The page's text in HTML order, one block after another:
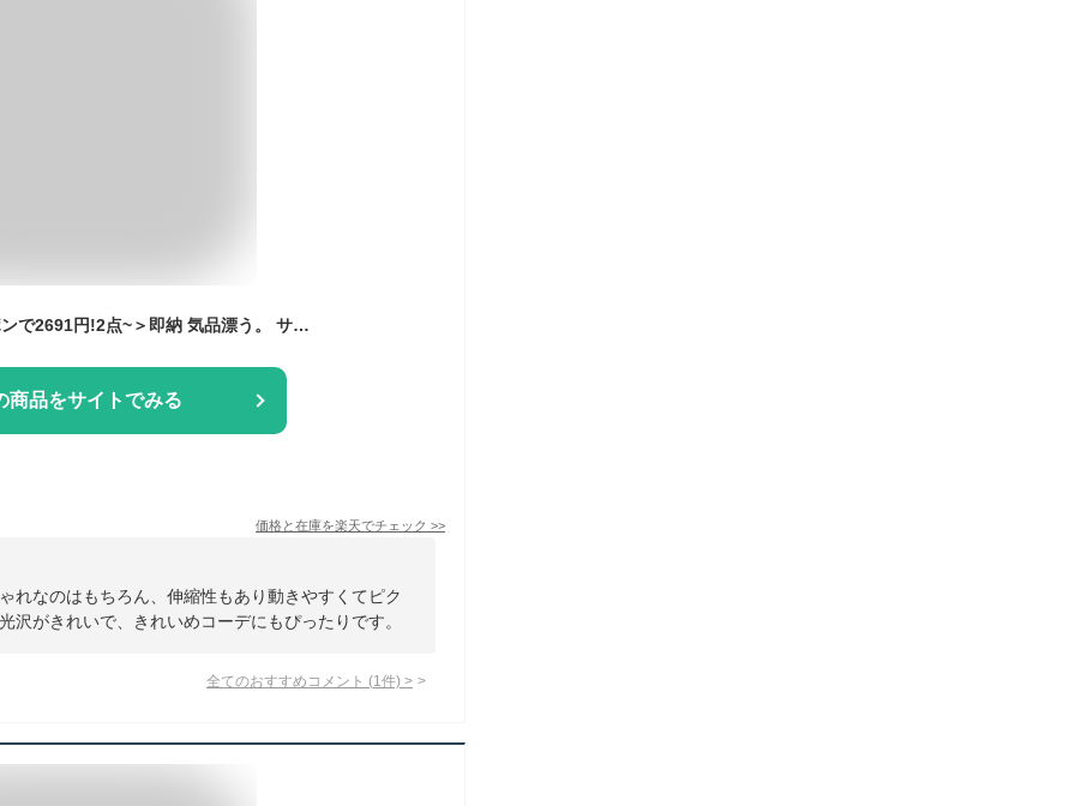
＜23:59迄55％クーポンで2691円!2点~＞即納 気品漂う。 サテンスカート マーメイド スカート タイト 秋冬 サテン aライン ロング 丈 レディース ロングスカート ボトムス フレアスカート 大きいサイズ ウエストゴム マキシ きれいめ とろみ ホワイト ブラウン
商品をサイトでみる
価格と在庫を楽天でチェック >>
れなのはもちろん、伸縮性もあり動きやすくてピク
沢がきれいで、きれいめコーデにもぴったりです。
全てのおすすめコメント (1 件) >